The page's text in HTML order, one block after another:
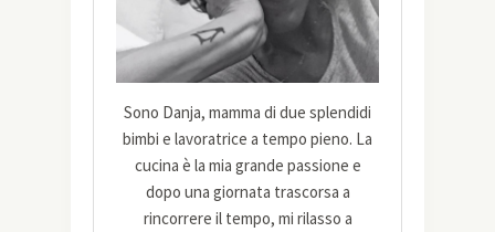
Sono Danja, mamma di due splendidi
bimbi e lavoratrice a tempo pieno. La
cucina è la mia grande passione e
dopo una giornata trascorsa a
rincorrere il tempo, mi rilasso a